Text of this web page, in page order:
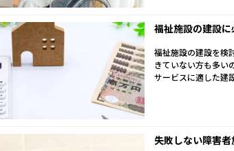
福祉施設の建設に
福祉施設の建設を検
きていない方も多い
サービスに適した建
失敗しない障害